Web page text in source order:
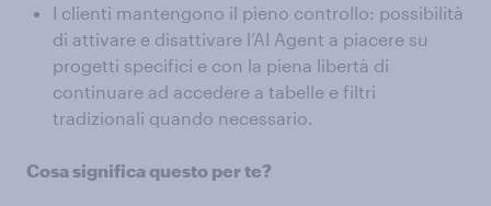
I clienti mantengono il pieno controllo: possibilità
di attivare e disattivare l’AI Agent a piacere su
progetti specifici e con la piena libertà di
continuare ad accedere a tabelle e filtri
tradizionali quando necessario.
Cosa significa questo per te?